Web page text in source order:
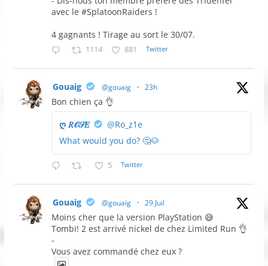
avec le #SplatoonRaiders !
4 gagnants ! Tirage au sort le 30/07.
1114 881 Twitter
Gouaig @gouaig · 23h
Bon chien ça 👌
ღ 𝑅𝒪𝒮𝐸
@Ro_z1e
What would you do? 🤔🐶
5 Twitter
Gouaig @gouaig · 29 Juil
Moins cher que la version PlayStation 😅
Tombi! 2 est arrivé nickel de chez Limited Run 👌
-
Vous avez commandé chez eux ?